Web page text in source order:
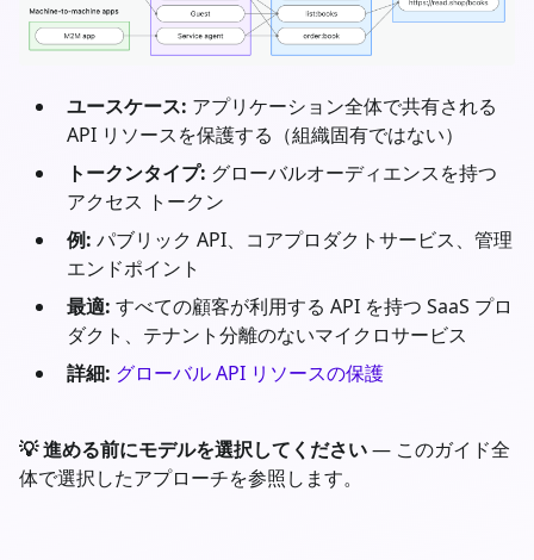
ユースケース: アプリケーション全体で共有される
API リソースを保護する（組織固有ではない）
トークンタイプ: グローバルオーディエンスを持つ
アクセス トークン
例: パブリック API、コアプロダクトサービス、管理
エンドポイント
最適: すべての顧客が利用する API を持つ SaaS プロ
ダクト、テナント分離のないマイクロサービス
詳細: グローバル API リソースの保護
💡 進める前にモデルを選択してください— このガイド全
体で選択したアプローチを参照します。